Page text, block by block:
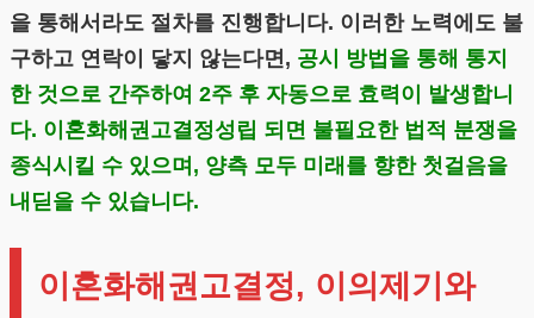
을 통해서라도 절차를 진행합니다. 이러한 노력에도 불
구하고 연락이 닿지 않는다면, 공시 방법을 통해 통지
한 것으로 간주하여 2주 후 자동으로 효력이 발생합니
다. 이혼화해권고결정성립 되면 불필요한 법적 분쟁을
종식시킬 수 있으며, 양측 모두 미래를 향한 첫걸음을
내딛을 수 있습니다.
이혼화해권고결정, 이의제기와